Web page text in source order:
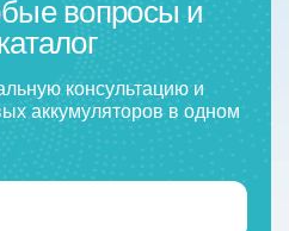
вопросы и
консультацию и
аккумуляторов в одном